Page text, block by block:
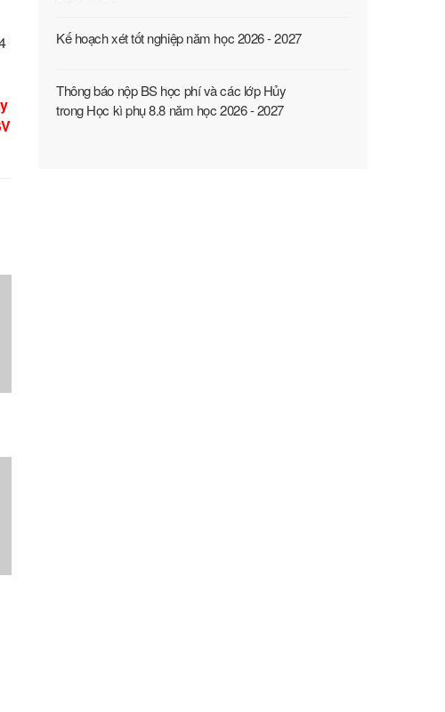
Kế hoạch xét tốt nghiệp năm học 2026 - 2027
Thông báo nộp BS học phí và các lớp Hủy
trong Học kì phụ 8.8 năm học 2026 - 2027